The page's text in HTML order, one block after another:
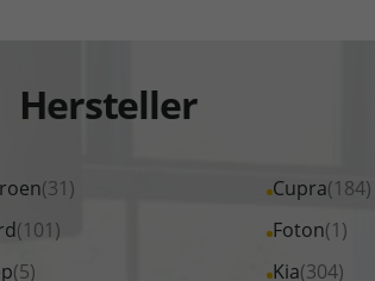
Hersteller
(31) Cupra(184)
Alle
Fahrzeuge
(101) Foton(1)
Alle
Fahrzeuge
(5) Kia(304)
Alle